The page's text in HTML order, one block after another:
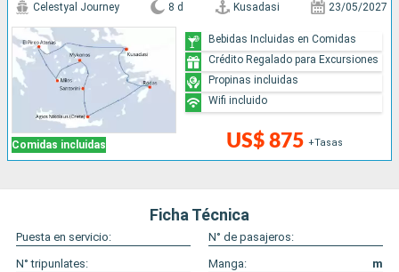
Comidas incluidas
Celestyal Journey 8 d Kusadasi 23/05/2027
US$ 875 +Tasas
Bebidas Incluidas en Comidas
Crédito Regalado para Excursiones
Propinas incluidas
Wifi incluido
Ficha Técnica
Puesta en servicio:
N° de pasajeros:
N° tripunlates:
Manga:
m